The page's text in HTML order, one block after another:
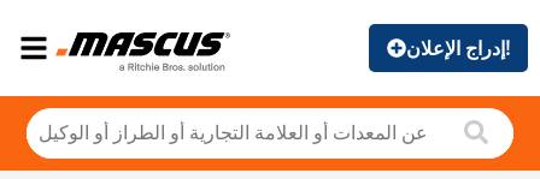
إدراج الإعلان!